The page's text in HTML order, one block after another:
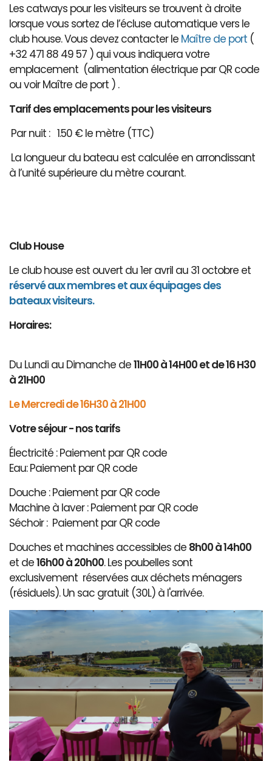
Les catways pour les visiteurs se trouvent à droite
lorsque vous sortez de l’écluse automatique vers le
club house. Vous devez contacter le Maître de port (
+32 471 88 49 57 ) qui vous indiquera votre
emplacement (alimentation électrique par QR code
ou voir Maître de port ) .
Tarif des emplacements pour les visiteurs
Par nuit : 1.50 € le mètre (TTC)
La longueur du bateau est calculée en arrondissant
à l’unité supérieure du mètre courant.
Club House
Le club house est ouvert du 1er avril au 31 octobre et
réservé aux membres et aux équipages des
bateaux visiteurs.
Horaires:
Du Lundi au Dimanche de11H00 à 14H00 et de 16 H30
à 21H00
Le Mercredi de 16H30 à 21H00
Votre séjour - nos tarifs
Électricité : Paiement par QR code
Eau: Paiement par QR code
Douche : Paiement par QR code
Machine à laver : Paiement par QR code
Séchoir : Paiement par QR code
Douches et machines accessibles de 8h00 à 14h00
et de16h00 à 20h00. Les poubelles sont
exclusivement réservées aux déchets ménagers
(résiduels). Un sac gratuit (30L) à l'arrivée.